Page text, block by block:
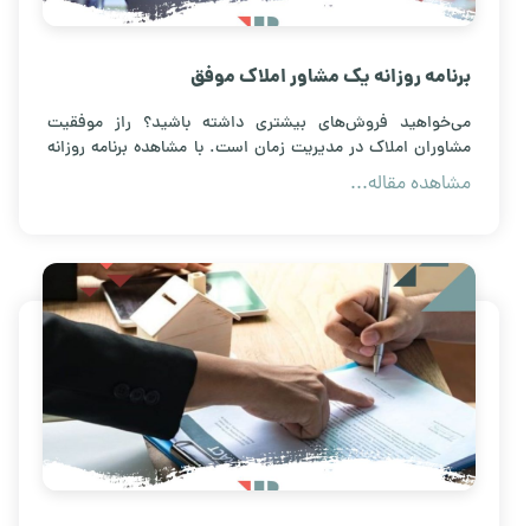
برنامه روزانه یک مشاور املاک موفق
می‌خواهید فروش‌های بیشتری داشته باشید؟ راز موفقیت
مشاوران املاک در مدیریت زمان است. با مشاهده برنامه روزانه
دقیق و تست‌شده یک مشاور موفق، بهره‌وری خود را افزایش دهید
مشاهده مقاله...